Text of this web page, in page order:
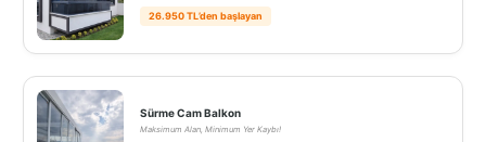
26.950 TL’den başlayan
Sürme Cam Balkon
Maksimum Alan, Minimum Yer Kaybı!